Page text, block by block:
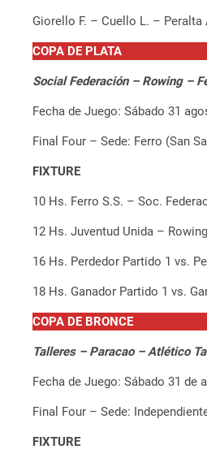
Giorello F. – Cuello L. – Peralta
COPA DE PLATA
Social Federación – Rowing –
Fecha de Juego: Sábado 31
Final Four – Sede: Ferro (San
FIXTURE
10 Hs. Ferro S.S. – Soc.
12 Hs. Juventud Unida –
16 Hs. Perdedor Partido 1 vs.
18 Hs. Ganador Partido 1 vs.
COPA DE BRONCE
Talleres – Paracao – Atlético
Fecha de Juego: Sábado 31 de
Final Four – Sede:
FIXTURE